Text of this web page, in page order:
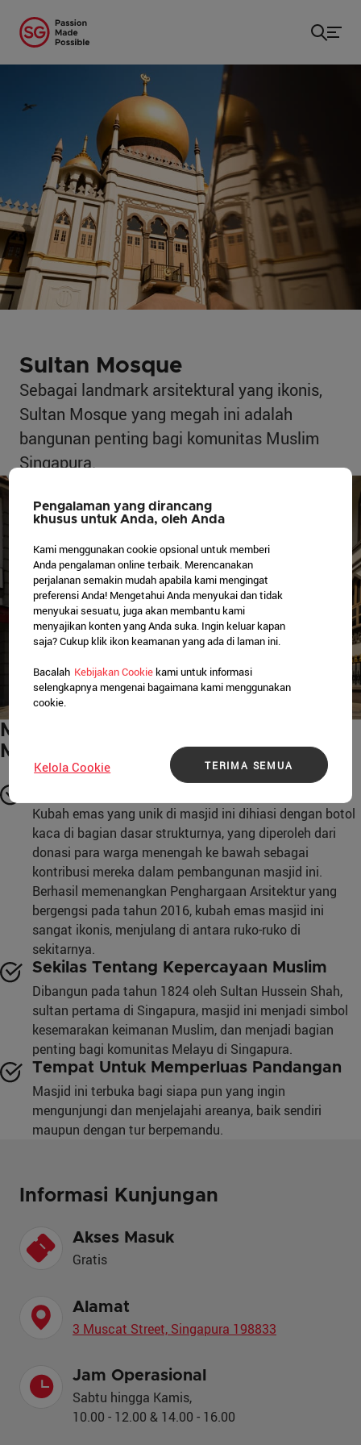
Beranda/.../
Sultan Mosque
Sebagai landmark arsitektural yang ikonis,
Sultan Mosque yang megah ini adalah
bangunan penting bagi komunitas Muslim
Singapura.
Mengapa Anda Perlu
Mengunjunginya
Kubah emas yang unik di masjid ini dihiasi dengan botol
kaca di bagian dasar strukturnya, yang diperoleh dari
donasi para warga menengah ke bawah sebagai
kontribusi mereka dalam pembangunan masjid ini.
Berhasil memenangkan Penghargaan Arsitektur yang
bergengsi pada tahun 2016, kubah emas masjid ini
sangat ikonis, menjulang di antara ruko-ruko di
sekitarnya.
Sekilas Tentang Kepercayaan Muslim
Dibangun pada tahun 1824 oleh Sultan Hussein Shah,
sultan pertama di Singapura, masjid ini menjadi simbol
kesemarakan keimanan Muslim, dan menjadi bagian
penting bagi komunitas Melayu di Singapura.
Tempat Untuk Memperluas Pandangan
Masjid ini terbuka bagi siapa pun yang ingin
mengunjungi dan menjelajahi areanya, baik sendiri
maupun dengan tur berpemandu.
Informasi Kunjungan
Akses Masuk
Gratis
Alamat
3 Muscat Street, Singapura 198833
Jam Operasional
Sabtu hingga Kamis,
10.00 - 12.00 & 14.00 - 16.00
Pengalaman yang dirancang
khusus untuk Anda, oleh Anda
Kami menggunakan cookie opsional untuk memberi
Anda pengalaman online terbaik. Merencanakan
perjalanan semakin mudah apabila kami mengingat
preferensi Anda! Mengetahui Anda menyukai dan tidak
menyukai sesuatu, juga akan membantu kami
menyajikan konten yang Anda suka. Ingin keluar kapan
saja? Cukup klik ikon keamanan yang ada di laman ini.
Bacalah Kebijakan Cookie kami untuk informasi
selengkapnya mengenai bagaimana kami menggunakan
cookie.
TERIMA SEMUA
Kelola Cookie